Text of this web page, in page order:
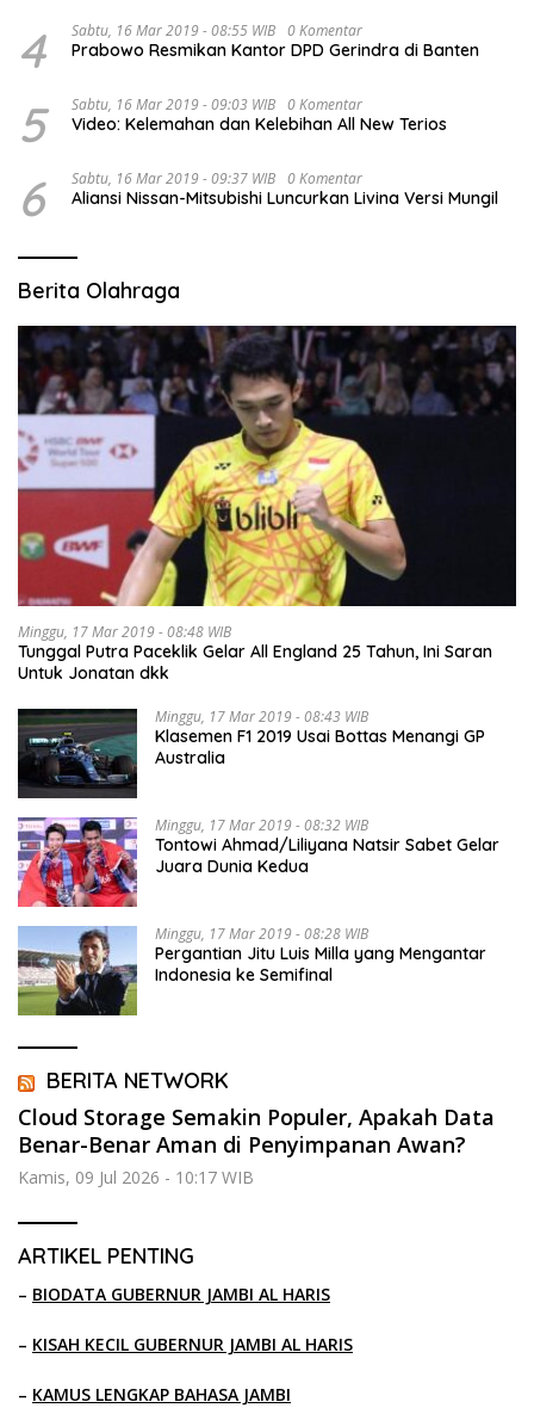
4 Sabtu, 16 Mar 2019 - 08:55 WIB 0 Komentar
Prabowo Resmikan Kantor DPD Gerindra di Banten
5 Sabtu, 16 Mar 2019 - 09:03 WIB 0 Komentar
Video: Kelemahan dan Kelebihan All New Terios
6 Sabtu, 16 Mar 2019 - 09:37 WIB 0 Komentar
Aliansi Nissan-Mitsubishi Luncurkan Livina Versi Mungil
Berita Olahraga
Minggu, 17 Mar 2019 - 08:48 WIB
Tunggal Putra Paceklik Gelar All England 25 Tahun, Ini Saran
Untuk Jonatan dkk
Minggu, 17 Mar 2019 - 08:43 WIB
Klasemen F1 2019 Usai Bottas Menangi GP
Australia
Minggu, 17 Mar 2019 - 08:32 WIB
Tontowi Ahmad/Liliyana Natsir Sabet Gelar
Juara Dunia Kedua
Minggu, 17 Mar 2019 - 08:28 WIB
Pergantian Jitu Luis Milla yang Mengantar
Indonesia ke Semifinal
BERITA NETWORK
Cloud Storage Semakin Populer, Apakah Data
Benar-Benar Aman di Penyimpanan Awan?
Kamis, 09 Jul 2026 - 10:17 WIB
ARTIKEL PENTING
– BIODATA GUBERNUR JAMBI AL HARIS
– KISAH KECIL GUBERNUR JAMBI AL HARIS
– KAMUS LENGKAP BAHASA JAMBI